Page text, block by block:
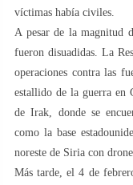
víctimas había civiles.
A pesar de la magnitud
fueron disuadidas. La
operaciones contra las
estallido de la guerra en
de Irak, donde se
como la base
noreste de Siria con
Más tarde, el 4 de